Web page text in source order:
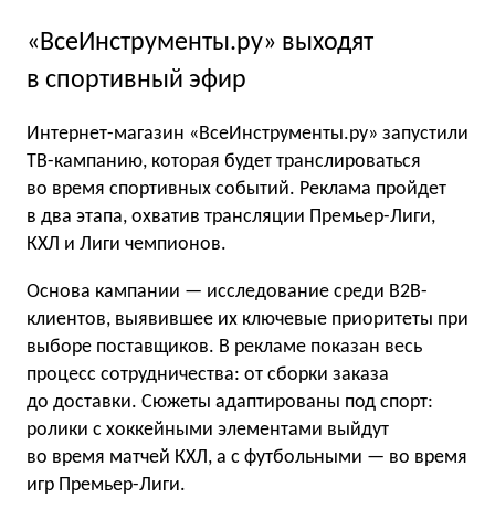
«ВсеИнструменты.ру» выходят
в спортивный эфир
Интернет-магазин «ВсеИнструменты.ру» запустили
ТВ-кампанию, которая будет транслироваться
во время спортивных событий. Реклама пройдет
в два этапа, охватив трансляции Премьер-Лиги,
КХЛ и Лиги чемпионов.
Основа кампании — исследование среди B2B-
клиентов, выявившее их ключевые приоритеты при
выборе поставщиков. В рекламе показан весь
процесс сотрудничества: от сборки заказа
до доставки. Сюжеты адаптированы под спорт:
ролики с хоккейными элементами выйдут
во время матчей КХЛ, а с футбольными — во время
игр Премьер-Лиги.